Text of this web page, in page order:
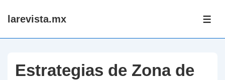
Skiplarevista.mx
Estrategias de Zona de